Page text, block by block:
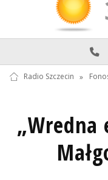
Radio Szczecin »
„Wredna